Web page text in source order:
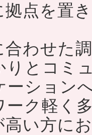
拠点を置
合わせた
りとコミ
ーション
ーク軽く
高い方に